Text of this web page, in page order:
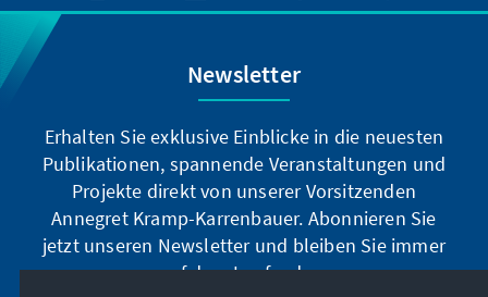
Newsletter
Erhalten Sie exklusive Einblicke in die neuesten
Publikationen, spannende Veranstaltungen und
Projekte direkt von unserer Vorsitzenden
Annegret Kramp-Karrenbauer. Abonnieren Sie
jetzt unseren Newsletter und bleiben Sie immer
auf dem Laufenden.